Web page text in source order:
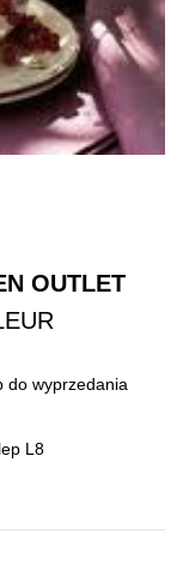
OUTLET
do wyprzedania
L8